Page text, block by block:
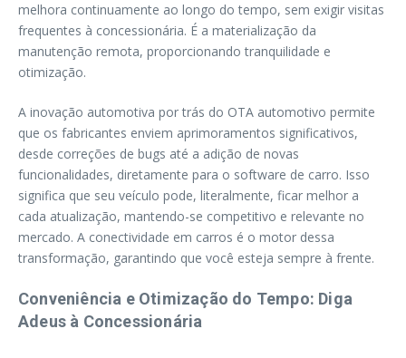
melhora continuamente ao longo do tempo, sem exigir visitas
frequentes à concessionária. É a materialização da
manutenção remota, proporcionando tranquilidade e
otimização.
A inovação automotiva por trás do OTA automotivo permite
que os fabricantes enviem aprimoramentos significativos,
desde correções de bugs até a adição de novas
funcionalidades, diretamente para o software de carro. Isso
significa que seu veículo pode, literalmente, ficar melhor a
cada atualização, mantendo-se competitivo e relevante no
mercado. A conectividade em carros é o motor dessa
transformação, garantindo que você esteja sempre à frente.
Conveniência e Otimização do Tempo: Diga
Adeus à Concessionária